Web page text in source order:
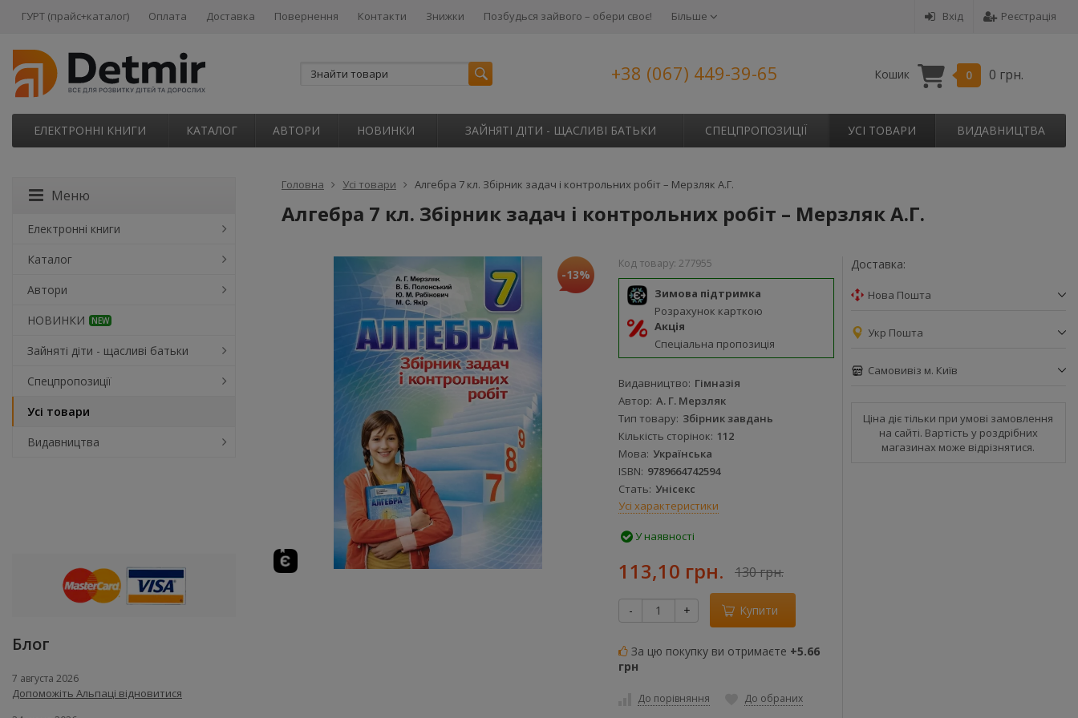
Вхід Реєстрація
ГУРТ (прайс+каталог) Оплата Доставка Повернення Контакти Знижки Позбудься зайвого – обери своє! Більше
+38 (067) 449-39-65 Кошик 0 0 грн.
ЕЛЕКТРОННІ КНИГИ КАТАЛОГ АВТОРИ НОВИНКИ ЗАЙНЯТІ ДІТИ - ЩАСЛИВІ БАТЬКИ СПЕЦПРОПОЗИЦІЇ УСІ ТОВАРИ ВИДАВНИЦТВА
Головна Усі товари Алгебра 7 кл. Збірник задач і контрольних робіт – Мерзляк А.Г.
Алгебра 7 кл. Збірник задач і контрольних робіт – Мерзляк А.Г.
-13%
Код товару: 277955
Зимова підтримка
Розрахунок карткою
Акція
Спеціальна пропозиція
Видавництво Гімназія
Автор А. Г. Мерзляк
Тип товару Збірник завдань
Кількість сторінок 112
Мова Українська
ISBN 9789664742594
Стать Унісекс
Усі характеристики
У наявності
113,10 грн. 130 грн.
- + Купити
За цю покупку ви отримаєте +5.66
грн
До порівняння До обраних
Доставка:
Нова Пошта
Укр Пошта
Самовивіз м. Київ
Ціна діє тільки при умові замовлення
на сайті. Вартість у роздрібних
магазинах може відрізнятися.
Меню
Електронні книги
Каталог
Автори
НОВИНКИ
NEW
Зайняті діти - щасливі батьки
Спецпропозиції
Усі товари
Видавництва
Блог
7 августа 2026
Допоможіть Альпаці відновитися